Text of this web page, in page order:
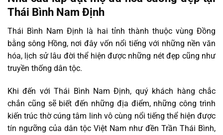
Thái Bình Nam Định
Thái Bình Nam Định là hai tỉnh thành thuộc vùng Đồng
bằng sông Hồng, nơi đây vốn nổi tiếng với những nền văn
hóa, lịch sử lâu đời thể hiện được những nét đẹp cũng như
truyền thống dân tộc.
Khi đến với Thái Bình Nam Định, quý khách hàng chắc
chắn cũng sẽ biết đến những địa điểm, những công trình
kiến trúc thờ cúng tâm linh vô cùng nổi tiếng thể hiện được
tín ngưỡng của dân tộc Việt Nam như đền Trần Thái Bình,